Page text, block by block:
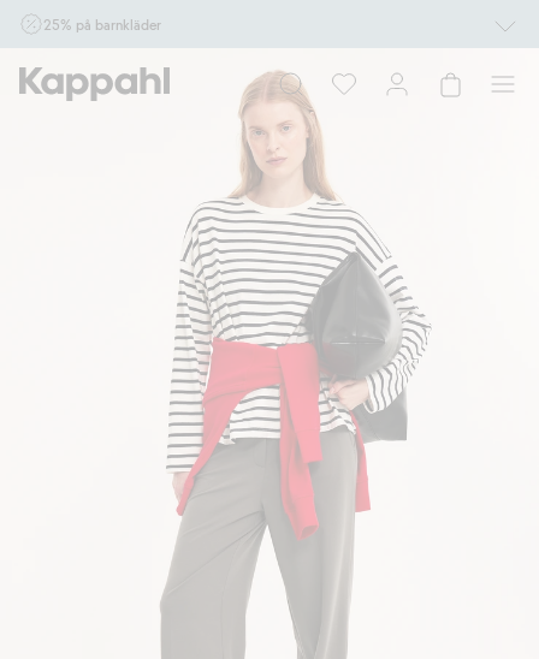
25% på barnkläder
10.00. Ej Newbie. Gäller för dig som är eller blir medlem. Kan ej kombineras med
andra rabatter eller erbjudanden.
Shoppa nu